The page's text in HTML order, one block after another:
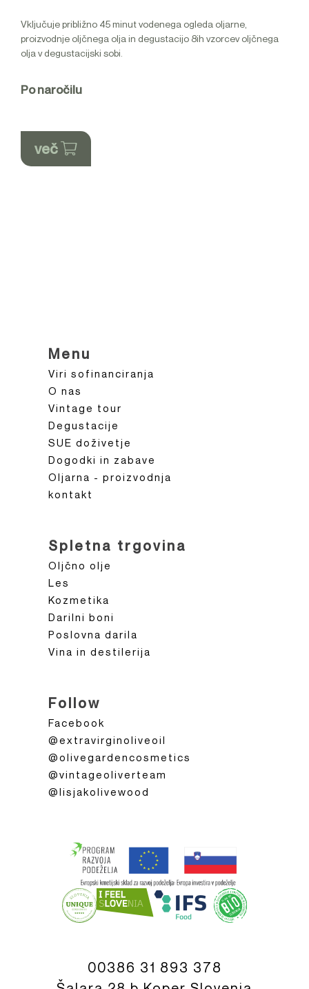
Vključuje približno 45 minut vodenega ogleda oljarne,
proizvodnje oljčnega olja in degustacijo 8ih vzorcev oljčnega
olja v degustacijski sobi.
Po naročilu
več
Menu
Viri sofinanciranja
O nas
Vintage tour
Degustacije
SUE doživetje
Dogodki in zabave
Oljarna - proizvodnja
kontakt
Spletna trgovina
Oljčno olje
Les
Kozmetika
Darilni boni
Poslovna darila
Vina in destilerija
Follow
Facebook
@extravirginoliveoil
@olivegardencosmetics
@vintageoliverteam
@lisjakolivewood
00386 31 893 378